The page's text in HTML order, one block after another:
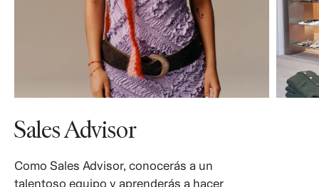
Sales Advisor
Como Sales Advisor, conocerás a un
talentoso equipo y aprenderás a hacer